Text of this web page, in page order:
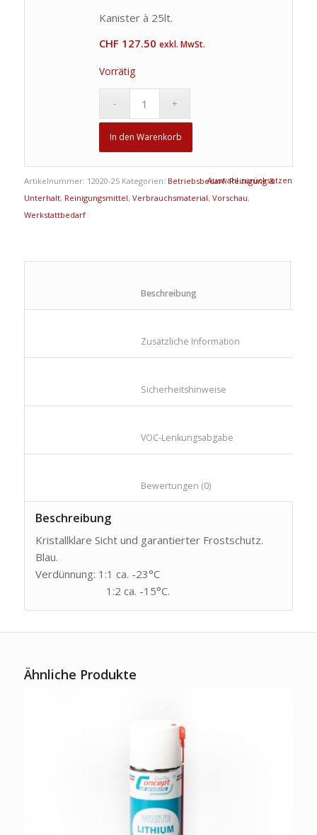
Auswahl zurücksetzen
Kanister à 25lt.
CHF 127.50 exkl. MwSt.
Vorrätig
In den Warenkorb
Artikelnummer: 12020-25 Kategorien: Betriebsbedarf,Reinigung &
Unterhalt, Reinigungsmittel, Verbrauchsmaterial, Vorschau,
Werkstattbedarf
						Beschreibung
						Bewertungen (0)
Beschreibung
Kristallklare Sicht und garantierter Frostschutz.
Blau.
Verdünnung: 1:1 ca. -23°C
1:2 ca. -15°C.
Ähnliche Produkte